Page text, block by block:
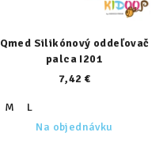
Qmed Silikónový oddeľovač
palca I201
7,42 €
M
L
Na objednávku